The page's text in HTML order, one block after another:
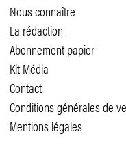
Nous connaître
La rédaction
Abonnement papier
Kit Média
Contact
Conditions générales de
Mentions légales